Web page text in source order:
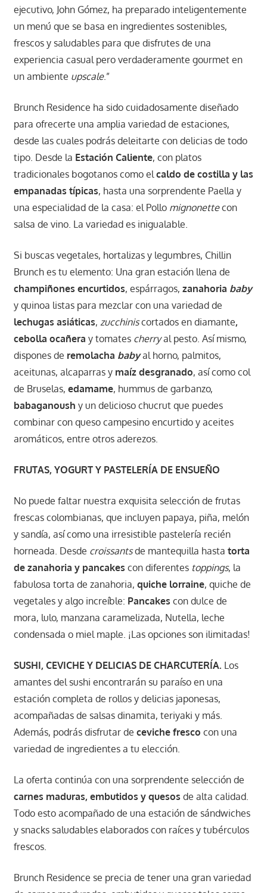
ejecutivo, John Gómez, ha preparado inteligentemente
un menú que se basa en ingredientes sostenibles,
frescos y saludables para que disfrutes de una
experiencia casual pero verdaderamente gourmet en
un ambiente upscale.”
Brunch Residence ha sido cuidadosamente diseñado
para ofrecerte una amplia variedad de estaciones,
desde las cuales podrás deleitarte con delicias de todo
tipo. Desde la Estación Caliente, con platos
tradicionales bogotanos como elcaldo de costilla y las
empanadas típicas, hasta una sorprendente Paella y
una especialidad de la casa: el Pollo mignonettecon
salsa de vino. La variedad es inigualable.
Si buscas vegetales, hortalizas y legumbres, Chillin
Brunch es tu elemento: Una gran estación llena de
champiñones encurtidos, espárragos, zanahoria baby
y quinoa listas para mezclar con una variedad de
lechugas asiáticas, zucchiniscortados en diamante,
cebolla ocañera y tomates cherryal pesto. Así mismo,
dispones de remolacha babyal horno, palmitos,
aceitunas, alcaparras y maíz desgranado, así como col
de Bruselas, edamame, hummus de garbanzo,
babaganoush y un delicioso chucrut que puedes
combinar con queso campesino encurtido y aceites
aromáticos, entre otros aderezos.
FRUTAS, YOGURT Y PASTELERÍA DE ENSUEÑO
No puede faltar nuestra exquisita selección de frutas
frescas colombianas, que incluyen papaya, piña, melón
y sandía, así como una irresistible pastelería recién
horneada. Desde croissantsde mantequilla hasta torta
de zanahoria y pancakes con diferentes toppings, la
fabulosa torta de zanahoria, quiche lorraine, quiche de
vegetales y algo increíble: Pancakes con dulce de
mora, lulo, manzana caramelizada, Nutella, leche
condensada o miel maple. ¡Las opciones son ilimitadas!
SUSHI, CEVICHE Y DELICIAS DE CHARCUTERÍA. Los
amantes del sushi encontrarán su paraíso en una
estación completa de rollos y delicias japonesas,
acompañadas de salsas dinamita, teriyaki y más.
Además, podrás disfrutar de ceviche fresco con una
variedad de ingredientes a tu elección.
La oferta continúa con una sorprendente selección de
carnes maduras, embutidos y quesos de alta calidad.
Todo esto acompañado de una estación de sándwiches
y snacks saludables elaborados con raíces y tubérculos
frescos.
Brunch Residence se precia de tener una gran variedad